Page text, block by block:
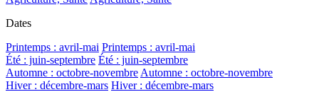
Dates
Printemps : avril-mai Printemps : avril-mai
Été : juin-septembre Été : juin-septembre
Automne : octobre-novembre Automne : octobre-novembre
Hiver : décembre-mars Hiver : décembre-mars